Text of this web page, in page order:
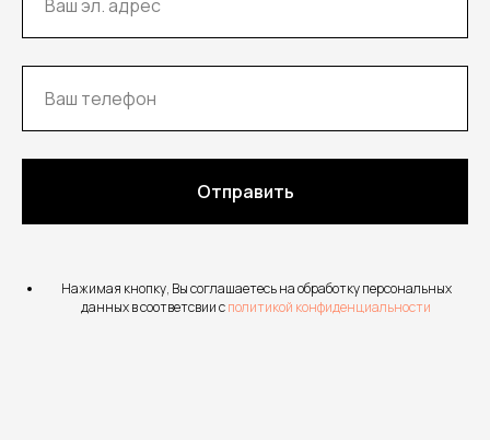
Отправить
Нажимая кнопку, Вы соглашаетесь на обработку персональных
данных в соответсвии сполитикой конфиденциальности